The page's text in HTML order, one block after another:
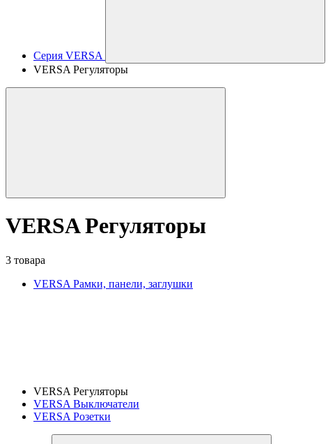
Серия VERSA
VERSA Регуляторы
VERSA Регуляторы
3 товара
VERSA Рамки, панели, заглушки
VERSA Регуляторы
VERSA Выключатели
VERSA Розетки